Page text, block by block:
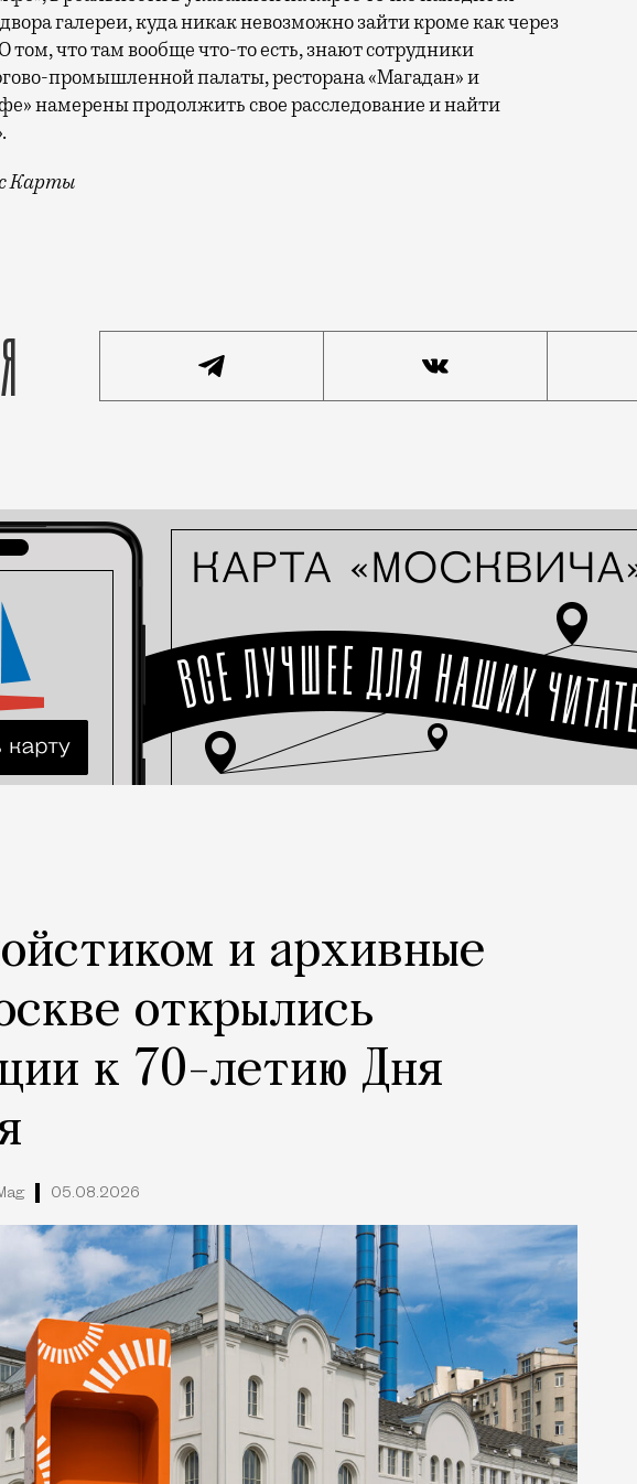
галереи, куда никак невозможно зайти кроме как через
том, что там вообще что-то есть, знают сотрудники
промышленной палаты, ресторана «Магадан» и
намерены продолжить свое расследование и найти
Карты
написать эту новость, сотрудникам галереи «Триумф»
и архивные
открылись
к 70-летию Дня
05.08.2026